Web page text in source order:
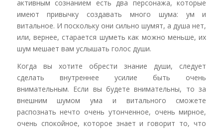
активным сознанием есть два персонажа, которые
имеют привычку создавать много шума: ум и
витальное. И поскольку они сильно шумят, а душа нет,
или, вернее, старается шуметь как можно меньше, их
шум мешает вам услышать голос души.
Когда вы хотите обрести знание души, следует
сделать внутреннее усилие быть очень
внимательным. Если вы будете внимательны, то за
внешним шумом ума и витального сможете
распознать нечто очень утонченное, очень мирное,
очень спокойное, которое знает и говорит то, что